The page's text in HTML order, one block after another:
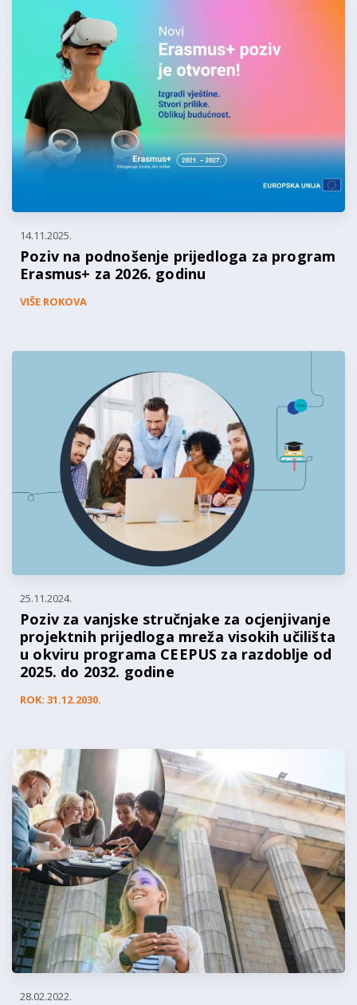
14.11.2025.
Poziv na podnošenje prijedloga za program
Erasmus+ za 2026. godinu
VIŠE ROKOVA
25.11.2024.
Poziv za vanjske stručnjake za ocjenjivanje
projektnih prijedloga mreža visokih učilišta
u okviru programa CEEPUS za razdoblje od
2025. do 2032. godine
ROK: 31.12.2030.
28.02.2022.